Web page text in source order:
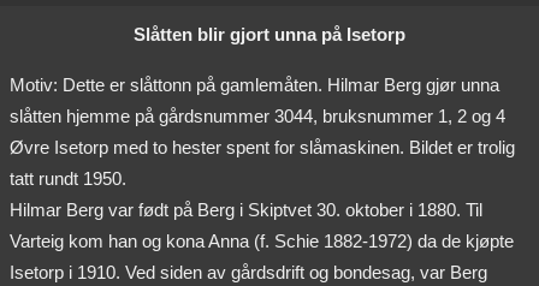
Slåtten blir gjort unna på Isetorp
Motiv: Dette er slåttonn på gamlemåten. Hilmar Berg gjør unna
slåtten hjemme på gårdsnummer 3044, bruksnummer 1, 2 og 4
Øvre Isetorp med to hester spent for slåmaskinen. Bildet er trolig
tatt rundt 1950.
Hilmar Berg var født på Berg i Skiptvet 30. oktober i 1880. Til
Varteig kom han og kona Anna (f. Schie 1882-1972) da de kjøpte
Isetorp i 1910. Ved siden av gårdsdrift og bondesag, var Berg